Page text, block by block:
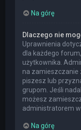
Na górę
Dlaczego nie
Uprawnienia
dla każdego
użytkownika.
na zamieszczanie
piszesz lub
grupom. Jeśli
możesz
administratorem
Na górę